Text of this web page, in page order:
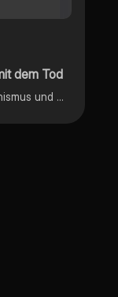
dem Tod
Hier eine Ausarbeitung über den Buddhismus und wie diese Religion mit dem Tod umgeht (inkl. Rituale etc.)